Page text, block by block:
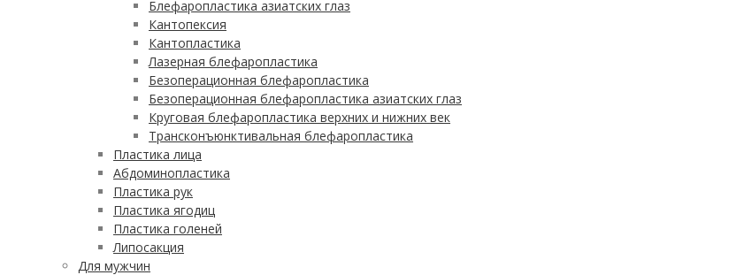
Блефаропластика азиатских глаз
Кантопексия
Кантопластика
Лазерная блефаропластика
Безоперационная блефаропластика
Безоперационная блефаропластика азиатских глаз
Круговая блефаропластика верхних и нижних век
Трансконъюнктивальная блефаропластика
Пластика лица
Абдоминопластика
Пластика рук
Пластика ягодиц
Пластика голеней
Липосакция
Для мужчин